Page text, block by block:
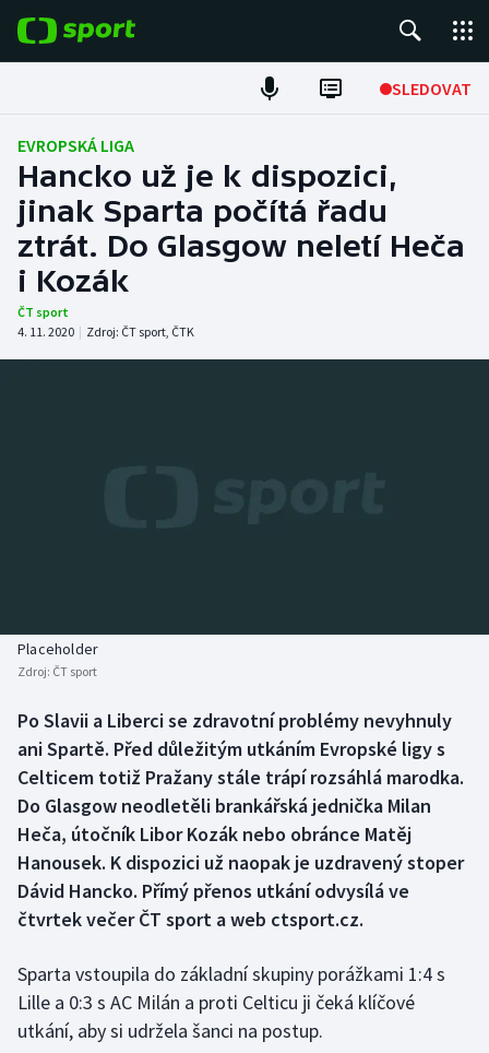
SLEDOVAT
Fotbal
Hokej
Tenis
Atletika
Boby a skeleton
Box
Curling
Dostihy
Florbal
Futsal
Golf
Gymnastika
AZ kvíz
EVROPSKÁ LIGA
Hancko už je k dispozici,
jinak Sparta počítá řadu
ztrát. Do Glasgow neletí Heča
i Kozák
ČT sport
4. 11. 2020 | Zdroj: ČT sport, ČTK
Placeholder
Zdroj: ČT sport
Po Slavii a Liberci se zdravotní problémy nevyhnuly
ani Spartě. Před důležitým utkáním Evropské ligy s
Celticem totiž Pražany stále trápí rozsáhlá marodka.
Do Glasgow neodletěli brankářská jednička Milan
Heča, útočník Libor Kozák nebo obránce Matěj
Hanousek. K dispozici už naopak je uzdravený stoper
Dávid Hancko. Přímý přenos utkání odvysílá ve
čtvrtek večer ČT sport a web ctsport.cz.
Sparta vstoupila do základní skupiny porážkami 1:4 s
Lille a 0:3 s AC Milán a proti Celticu ji čeká klíčové
utkání, aby si udržela šanci na postup.